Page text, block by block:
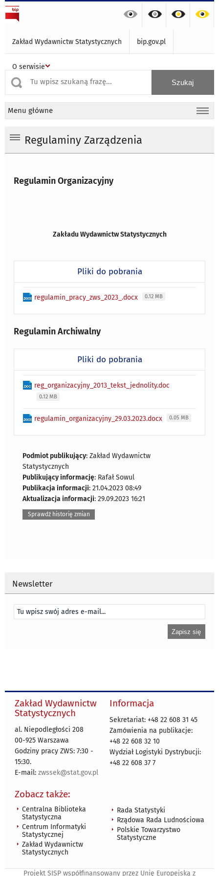
Zakład Wydawnictw Statystycznych bip.gov.pl
O serwisie
Menu główne
Regulaminy Zarządzenia
Regulamin Organizacyjny
Zakładu Wydawnictw Statystycznych
Pliki do pobrania
regulamin_pracy_zws_2023_.docx 0.12 MB
Regulamin Archiwalny
Pliki do pobrania
reg_organizacyjny_2013_tekst_jednolity.doc
0.12 MB
regulamin_organizacyjny_29.03.2023.docx 0.05 MB
Podmiot publikujący: Zakład Wydawnictw
Statystycznych
Publikujący informację: Rafał Sowul
Publikacja informacji: 21.04.2023 08:49
Aktualizacja informacji: 29.09.2023 16:21
Sprawdź historię zmian
Newsletter
Zakład Wydawnictw
Statystycznych
al. Niepodległości 208
00-925 Warszawa
Godziny pracy ZWS: 7:30 -
15:30.
E-mail: zwssek@stat.gov.pl
Informacja
Sekretariat: +48 22 608 31 45
Zamówienia na publikacje:
+48 22 608 32 10
Wydział Logistyki Dystrybucji:
+48 22 608 37 7
Zobacz także:
Centralna Biblioteka
Statystyczna
Centrum Informatyki
Statystycznej
Zakład Wydawnictw
Statystycznych
Rada Statystyki
Rządowa Rada Ludnościowa
Polskie Towarzystwo
Statystyczne
Projekt SISP współfinansowany przez Unię Europejską z